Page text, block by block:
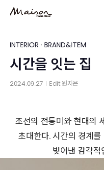
content
INTERIOR · BRAND&ITEM
시간을 잇는 집
2024.09.27 Edit원지은
조선의 전통미와 현대의
초대한다. 시간의 경계
빚어낸 감각적